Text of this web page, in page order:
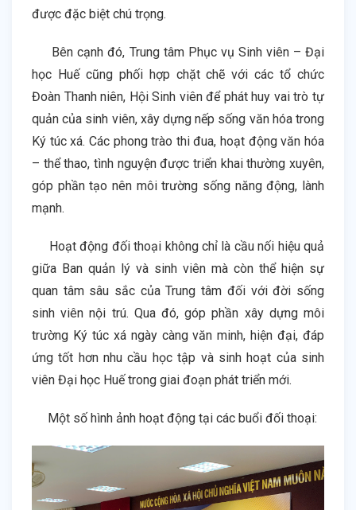
được đặc biệt chú trọng.
Bên cạnh đó, Trung tâm Phục vụ Sinh viên – Đại
học Huế cũng phối hợp chặt chẽ với các tổ chức
Đoàn Thanh niên, Hội Sinh viên để phát huy vai trò tự
quản của sinh viên, xây dựng nếp sống văn hóa trong
Ký túc xá. Các phong trào thi đua, hoạt động văn hóa
– thể thao, tình nguyện được triển khai thường xuyên,
góp phần tạo nên môi trường sống năng động, lành
mạnh.
Hoạt động đối thoại không chỉ là cầu nối hiệu quả
giữa Ban quản lý và sinh viên mà còn thể hiện sự
quan tâm sâu sắc của Trung tâm đối với đời sống
sinh viên nội trú. Qua đó, góp phần xây dựng môi
trường Ký túc xá ngày càng văn minh, hiện đại, đáp
ứng tốt hơn nhu cầu học tập và sinh hoạt của sinh
viên Đại học Huế trong giai đoạn phát triển mới.
Một số hình ảnh hoạt động tại các buổi đối thoại: